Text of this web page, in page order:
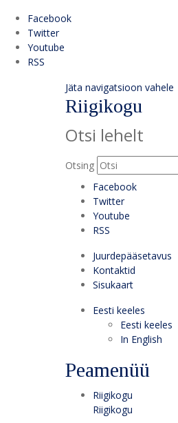
Facebook
Twitter
Youtube
RSS
Jäta navigatsioon vahele
Riigikogu
Otsi lehelt
Otsing
Facebook
Twitter
Youtube
RSS
Juurdepääsetavus
Kontaktid
Sisukaart
Eesti keeles
Eesti keeles
In English
Peamenüü
Riigikogu
Riigikogu